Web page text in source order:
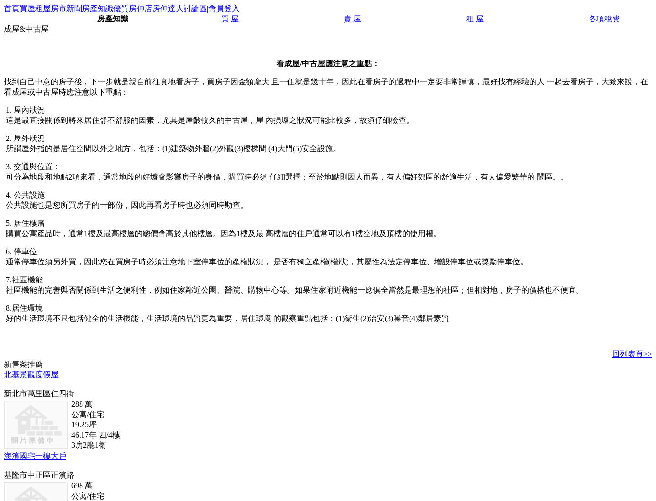
首頁買屋租屋房市新聞 房產知識優質房仲店房仲達人 討論區|會員登入
房產知識
買 屋 賣 屋 租 屋
各項稅費
成屋&中古屋
看成屋/中古屋應注意之重點：
找到自己中意的房子後，下一步就是親自前往實地看房子，買房子因金額龐大 且一住就是幾十年，因此在看房子的過程中一定要非常謹慎，最好找有經驗的人 一起去看房子，大致來說，在
看成屋或中古屋時應注意以下重點：
1. 屋內狀況
這是最直接關係到將來居住舒不舒服的因素，尤其是屋齡較久的中古屋，屋 內損壞之狀況可能比較多，故須仔細檢查。
2. 屋外狀況
所謂屋外指的是居住空間以外之地方，包括：(1)建築物外牆(2)外觀(3)樓梯間 (4)大門(5)安全設施。
3. 交通與位置：
可分為地段和地點2項來看，通常地段的好壞會影響房子的身價，購買時必須 仔細選擇；至於地點則因人而異，有人偏好郊區的舒適生活，有人偏愛繁華的 鬧區。。
4. 公共設施
公共設施也是您所買房子的一部份，因此再看房子時也必須同時勘查。
5. 居住樓層
購買公寓產品時，通常1樓及最高樓層的總價會高於其他樓層。因為1樓及最 高樓層的住戶通常可以有1樓空地及頂樓的使用權。
6. 停車位
通常停車位須另外買，因此您在買房子時必須注意地下室停車位的產權狀況， 是否有獨立產權(權狀)，其屬性為法定停車位、增設停車位或獎勵停車位。
7.社區機能
社區機能的完善與否關係到生活之便利性，例如住家鄰近公園、醫院、購物中心等。如果住家附近機能一應俱全當然是最理想的社區；但相對地，房子的價格也不便宜。
8.居住環境
好的生活環境不只包括健全的生活機能，生活環境的品質更為重要，居住環境 的觀察重點包括：(1)衛生(2)治安(3)噪音(4)鄰居素質
回列表頁>>
新售案推薦
北基景觀度假屋
新北市萬里區仁四街
288 萬
公寓/住宅
19.25坪
46.17年 四/4樓
3房2廳1衛
海濱國宅一樓大戶
基隆市中正區正濱路
698 萬
公寓/住宅